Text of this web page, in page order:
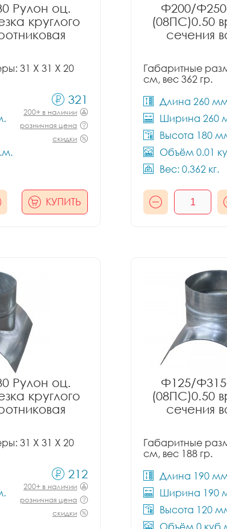
Рулон оц.
круглого
31 X 31 X 20
321
200+ в наличии
розничная цена
скидки
КУПИТЬ
Ф200/
(08ПС)0.50
сечения
Габаритные
см, вес 362 гр.
Длина 260
Ширина 260
Высота 180
Объём 0.01
Вес: 0.362 кг.
Рулон оц.
круглого
31 X 31 X 20
212
200+ в наличии
розничная цена
скидки
Ф125/
(08ПС)0.50
сечения
Габаритные
см, вес 188 гр.
Длина 190
Ширина 190
Высота 120
Объём 0